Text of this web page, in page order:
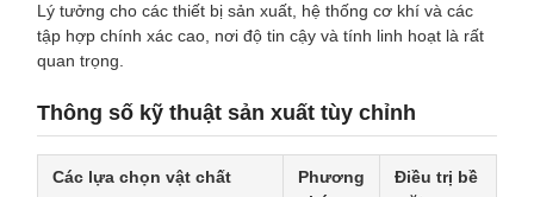
Lý tưởng cho các thiết bị sản xuất, hệ thống cơ khí và các
tập hợp chính xác cao, nơi độ tin cậy và tính linh hoạt là rất
quan trọng.
Thông số kỹ thuật sản xuất tùy chỉnh
Các lựa chọn vật chất
Phương
Điều trị bề